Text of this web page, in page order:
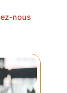
nous